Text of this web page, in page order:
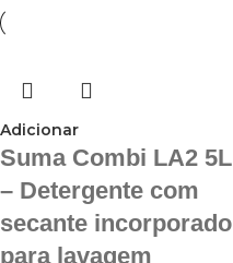
Adicionar
Suma Combi LA2 5L
– Detergente com
secante incorporado
para lavagem